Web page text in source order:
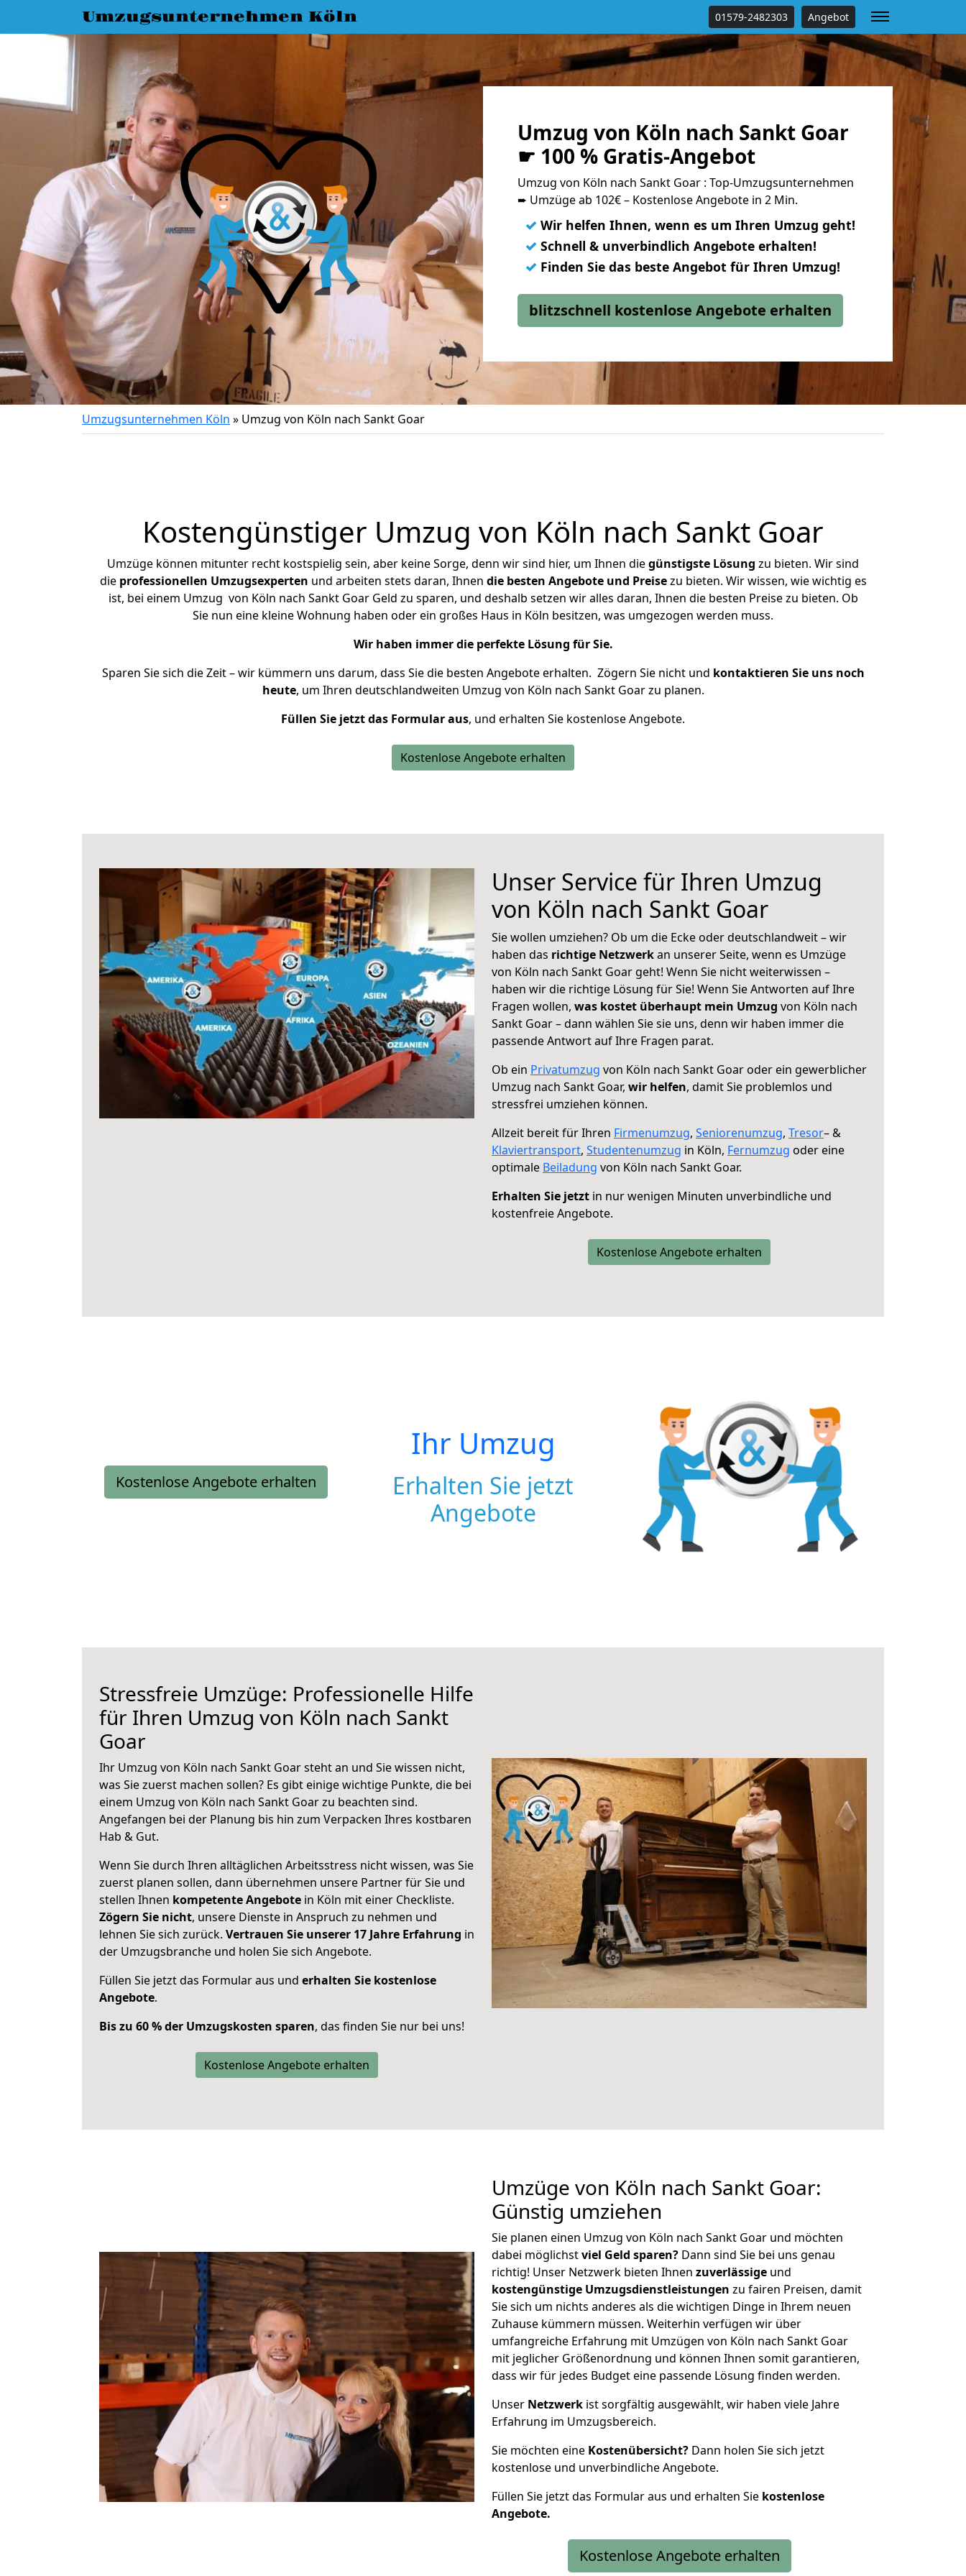
Umzugsunternehmen Köln 01579-2482303 Angebot
Umzug von Köln nach Sankt Goar
☛ 100 % Gratis-Angebot
Umzug von Köln nach Sankt Goar : Top-Umzugsunternehmen
➨ Umzüge ab 102€ – Kostenlose Angebote in 2 Min.
✓ Wir helfen Ihnen, wenn es um Ihren Umzug geht!
✓ Schnell & unverbindlich Angebote erhalten!
✓ Finden Sie das beste Angebot für Ihren Umzug!
blitzschnell kostenlose Angebote erhalten
Umzugsunternehmen Köln » Umzug von Köln nach Sankt Goar
Kostengünstiger Umzug von Köln nach Sankt Goar
Umzüge können mitunter recht kostspielig sein, aber keine Sorge, denn wir sind hier, um Ihnen diegünstigste Lösung zu bieten. Wir sind
die professionellen Umzugsexperten und arbeiten stets daran, Ihnen die besten Angebote und Preisezu bieten. Wir wissen, wie wichtig es
ist, bei einem Umzug von Köln nach Sankt Goar Geld zu sparen, und deshalb setzen wir alles daran, Ihnen die besten Preise zu bieten. Ob
Sie nun eine kleine Wohnung haben oder ein großes Haus in Köln besitzen, was umgezogen werden muss.
Wir haben immer die perfekte Lösung für Sie.
Sparen Sie sich die Zeit – wir kümmern uns darum, dass Sie die besten Angebote erhalten. Zögern Sie nicht und kontaktieren Sie uns noch
heute, um Ihren deutschlandweiten Umzug von Köln nach Sankt Goar zu planen.
Füllen Sie jetzt das Formular aus, und erhalten Sie kostenlose Angebote.
Kostenlose Angebote erhalten
Unser Service für Ihren Umzug
von Köln nach Sankt Goar
Sie wollen umziehen? Ob um die Ecke oder deutschlandweit – wir
haben das richtige Netzwerkan unserer Seite, wenn es Umzüge
von Köln nach Sankt Goar geht! Wenn Sie nicht weiterwissen –
haben wir die richtige Lösung für Sie! Wenn Sie Antworten auf Ihre
Fragen wollen, was kostet überhaupt mein Umzug von Köln nach
Sankt Goar – dann wählen Sie sie uns, denn wir haben immer die
passende Antwort auf Ihre Fragen parat.
Ob ein Privatumzug von Köln nach Sankt Goar oder ein gewerblicher
Umzug nach Sankt Goar, wir helfen, damit Sie problemlos und
stressfrei umziehen können.
Allzeit bereit für Ihren Firmenumzug, Seniorenumzug, Tresor– &
Klaviertransport, Studentenumzug in Köln, Fernumzug oder eine
optimale Beiladung von Köln nach Sankt Goar.
Erhalten Sie jetzt in nur wenigen Minuten unverbindliche und
kostenfreie Angebote.
Kostenlose Angebote erhalten
Kostenlose Angebote erhalten
Ihr Umzug
Erhalten Sie jetzt
Angebote
Stressfreie Umzüge: Professionelle Hilfe
für Ihren Umzug von Köln nach Sankt
Goar
Ihr Umzug von Köln nach Sankt Goar steht an und Sie wissen nicht,
was Sie zuerst machen sollen? Es gibt einige wichtige Punkte, die bei
einem Umzug von Köln nach Sankt Goar zu beachten sind.
Angefangen bei der Planung bis hin zum Verpacken Ihres kostbaren
Hab & Gut.
Wenn Sie durch Ihren alltäglichen Arbeitsstress nicht wissen, was Sie
zuerst planen sollen, dann übernehmen unsere Partner für Sie und
stellen Ihnen kompetente Angebote in Köln mit einer Checkliste.
Zögern Sie nicht, unsere Dienste in Anspruch zu nehmen und
lehnen Sie sich zurück. Vertrauen Sie unserer 17 Jahre Erfahrung in
der Umzugsbranche und holen Sie sich Angebote.
Füllen Sie jetzt das Formular aus und erhalten Sie kostenlose
Angebote.
Bis zu 60 % der Umzugskosten sparen, das finden Sie nur bei uns!
Kostenlose Angebote erhalten
Umzüge von Köln nach Sankt Goar:
Günstig umziehen
Sie planen einen Umzug von Köln nach Sankt Goar und möchten
dabei möglichstviel Geld sparen? Dann sind Sie bei uns genau
richtig! Unser Netzwerk bieten Ihnen zuverlässige und
kostengünstige Umzugsdienstleistungen zu fairen Preisen, damit
Sie sich um nichts anderes als die wichtigen Dinge in Ihrem neuen
Zuhause kümmern müssen. Weiterhin verfügen wir über
umfangreiche Erfahrung mit Umzügen von Köln nach Sankt Goar
mit jeglicher Größenordnung und können Ihnen somit garantieren,
dass wir für jedes Budget eine passende Lösung finden werden.
Unser Netzwerk ist sorgfältig ausgewählt, wir haben viele Jahre
Erfahrung im Umzugsbereich.
Sie möchten eine Kostenübersicht? Dann holen Sie sich jetzt
kostenlose und unverbindliche Angebote.
Füllen Sie jetzt das Formular aus und erhalten Sie kostenlose
Angebote.
Kostenlose Angebote erhalten